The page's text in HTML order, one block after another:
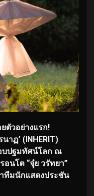
ยตัวอย่างแรก!
าฏ’ (INHERIT)
บปฐมทัศน์โลก ณ
นโต “จุ๋ย วรัทยา”
ทีมนักแสดงประชัน